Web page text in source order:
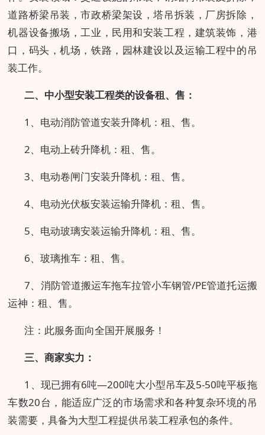
道路桥梁吊装，市政桥梁架设，塔吊拆装，厂房拆除，
机器设备搬场，工业，民用和安装工程，建筑装饰，港
口，码头，机场，铁路，园林建设以及运输工程中的吊
装工作。
二、中小型安装工程类的设备租、售：
1、电动消防管道安装升降机：租、售。
2、电动上砖升降机：租、售。
3、电动卷闸门安装升降机：租、售。
4、电动光伏板安装运输升降机：租、售。
5、电动玻璃安装运输升降机：租、售。
6、玻璃推车：租、售。
7、消防管道搬运车拖车拉管小车钢管/PE管道托运搬
运神：租、售。
注：此服务面向全国开展服务！
三、商家实力：
1、现已拥有6吨—200吨大小型吊车及5-50吨平板拖
车数20台，能适应广泛的市场需求和各种复杂环境的吊
装需要，具备为大型工程提供吊装工程承包的条件。